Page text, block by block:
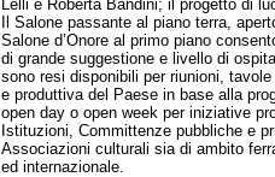
Lelli e Roberta Bandini; il progetto di
Il Salone passante al piano terra,
Salone d’Onore al primo piano
di grande suggestione e livello di
sono resi disponibili per riunioni,
e produttiva del Paese in base alla
open day o open week per iniziative
Istituzioni, Committenze pubbliche e
Associazioni culturali sia di ambito
ed internazionale.